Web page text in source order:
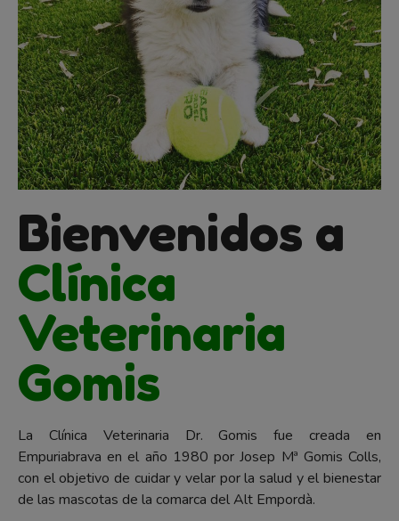
Bienvenidos a
Clínica
Veterinaria
Gomis
La Clínica Veterinaria Dr. Gomis fue creada en
Empuriabrava en el año 1980 por Josep Mª Gomis Colls,
con el objetivo de cuidar y velar por la salud y el bienestar
de las mascotas de la comarca del Alt Empordà.